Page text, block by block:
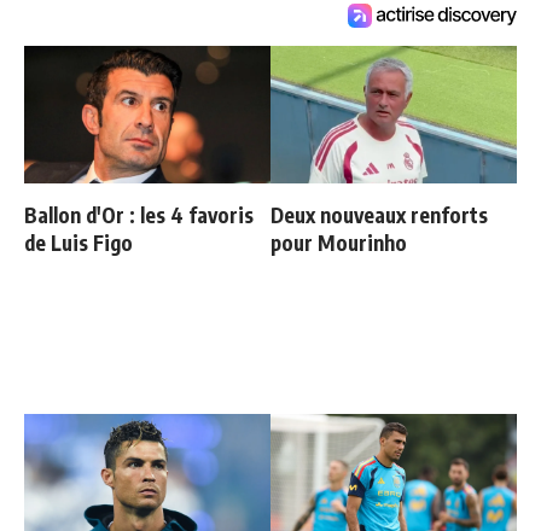
Ballon d'Or : les 4 favoris
de Luis Figo
Deux nouveaux renforts
pour Mourinho